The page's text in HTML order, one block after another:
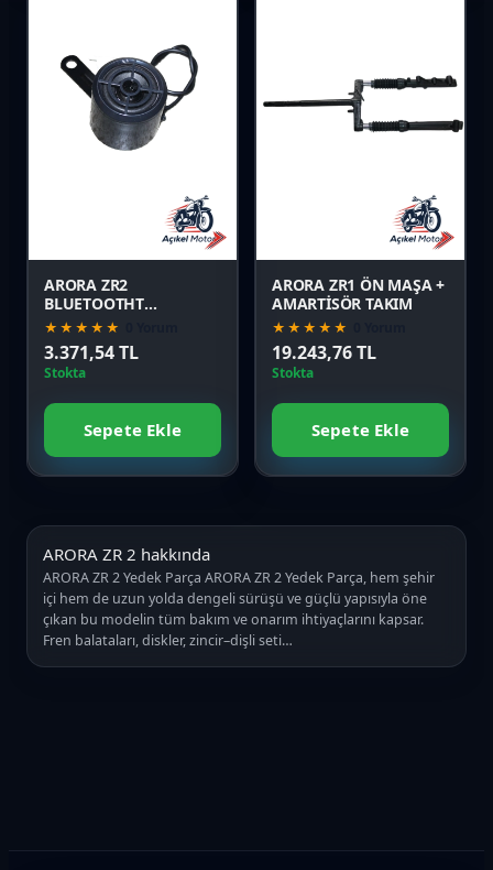
Favori
ARORA ZR2
BLUETOOTHT
HOPARLÖR
★★★★★
3.371,54 TL
Stokta
Sepete Ekle
Favori
ARORA ZR1 ÖN MAŞA +
AMARTİSÖR TAKIM
★★★★★
19.243,76 TL
Stokta
Sepete Ekle
ARORA ZR 2 hakkında
ARORA ZR 2 Yedek Parça ARORA ZR 2 Yedek Parça, hem şehir
içi hem de uzun yolda dengeli sürüşü ve güçlü yapısıyla öne
çıkan bu modelin tüm bakım ve onarım ihtiyaçlarını kapsar.
Fren balataları, diskler, zincir–dişli seti…